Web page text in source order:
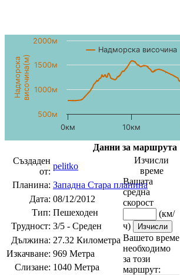
Надморскависочина(м)
Надморска височина
0км 10км
500м
1000м
1500м
2000м
Данни за маршрута
Създаден
от:
pelitko
Изчисли
време
Вашата
средна
скорост
(км/
ч)
Вашето време
необходимо
за този
маршрут:
Планина: Западна Стара планина
Дата: 08/12/2012
Тип: Пешеходен
Трудност: 3/5 - Среден
Дължина: 27.32 Километра
Изкачване: 969 Метра
Слизане: 1040 Метра